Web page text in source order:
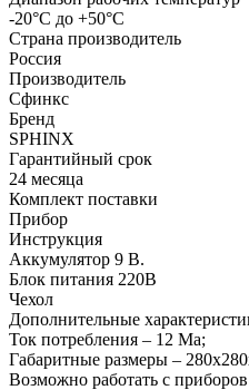
-20°С до +50°С
Страна производитель
Россия
Производитель
Сфинкс
Бренд
SPHINX
Гарантийный срок
24 месяца
Комплект поставки
Прибор
Инструкция
Аккумулятор 9 В.
Блок питания 220В
Чехол
Дополнительные
Ток потребления – 12 Ма;
Габаритные размеры –
Возможно работать с